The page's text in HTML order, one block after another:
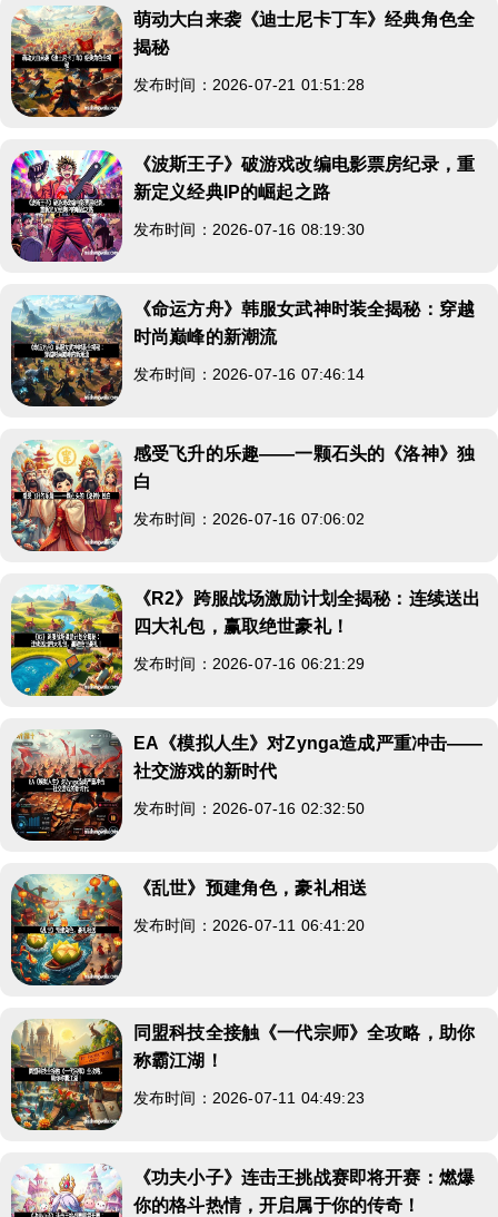
萌动大白来袭《迪士尼卡丁车》经典角色全
揭秘
发布时间：2026-07-21 01:51:28
《波斯王子》破游戏改编电影票房纪录，重
新定义经典IP的崛起之路
发布时间：2026-07-16 08:19:30
《命运方舟》韩服女武神时装全揭秘：穿越
时尚巅峰的新潮流
发布时间：2026-07-16 07:46:14
感受飞升的乐趣——一颗石头的《洛神》独
白
发布时间：2026-07-16 07:06:02
《R2》跨服战场激励计划全揭秘：连续送出
四大礼包，赢取绝世豪礼！
发布时间：2026-07-16 06:21:29
EA《模拟人生》对Zynga造成严重冲击——
社交游戏的新时代
发布时间：2026-07-16 02:32:50
《乱世》预建角色，豪礼相送
发布时间：2026-07-11 06:41:20
同盟科技全接触《一代宗师》全攻略，助你
称霸江湖！
发布时间：2026-07-11 04:49:23
《功夫小子》连击王挑战赛即将开赛：燃爆
你的格斗热情，开启属于你的传奇！